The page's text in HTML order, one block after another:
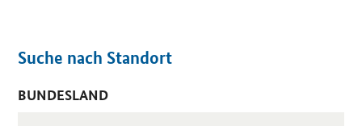
Suche nach Standort
BUNDESLAND